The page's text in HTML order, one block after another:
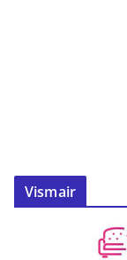
Vismair